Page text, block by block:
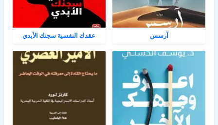
آرسس عقدك النفسية سجنك الأبدي